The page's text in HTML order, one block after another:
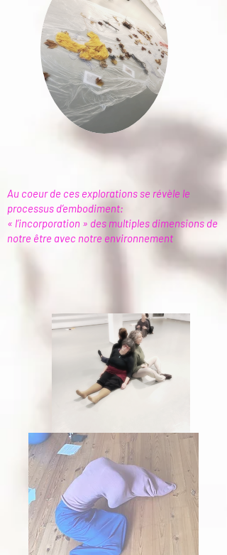
Au coeur de ces explorations se révèle le
processus d’embodiment:
« l’incorporation » des multiples dimensions de
notre être avec notre environnement